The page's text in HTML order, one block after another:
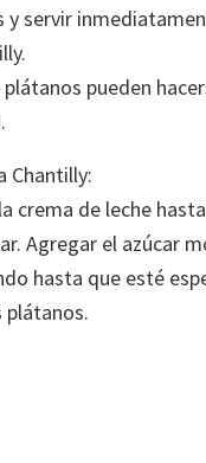
y servir
plátanos pueden
Chantilly:
crema de leche
Agregar el azúcar
hasta que esté
plátanos.